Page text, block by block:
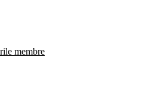
membre